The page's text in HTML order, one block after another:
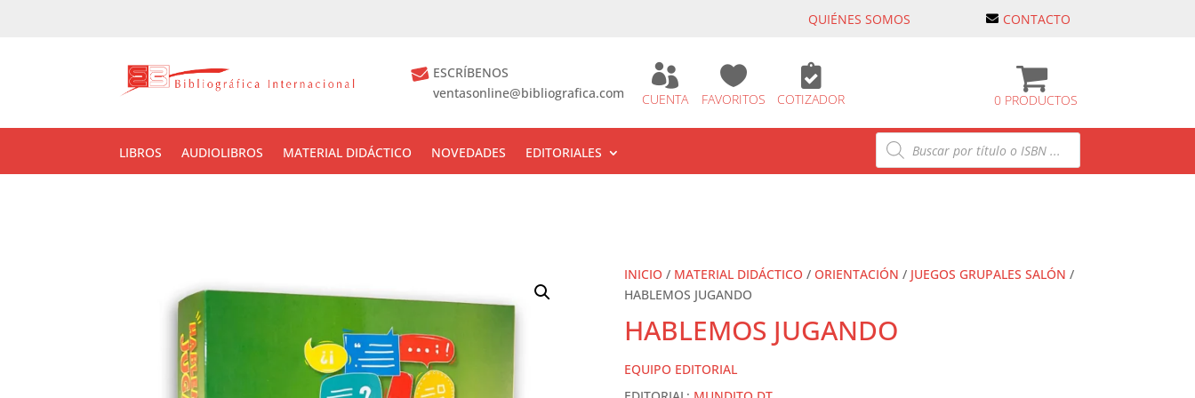
QUIÉNES SOMOS CONTACTO
ESCRÍBENOS
ventasonline@bibliografica.com

CUENTA

FAVORITOS

COTIZADOR 0 PRODUCTOS
LIBROS AUDIOLIBROS MATERIAL DIDÁCTICO NOVEDADES EDITORIALES
Búsqueda
de
productos
INICIO / MATERIAL DIDÁCTICO / ORIENTACIÓN / JUEGOS GRUPALES SALÓN /
HABLEMOS JUGANDO
HABLEMOS JUGANDO
EQUIPO EDITORIAL